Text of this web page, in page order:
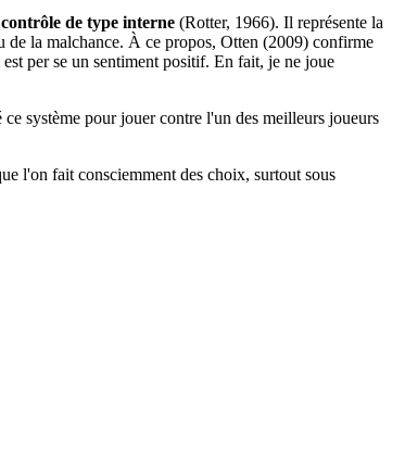
de type interne (Rotter, 1966). Il représente la
de la malchance. À ce propos, Otten (2009) confirme
per se un sentiment positif. En fait, je ne joue
système pour jouer contre l'un des meilleurs joueurs
l'on fait consciemment des choix, surtout sous